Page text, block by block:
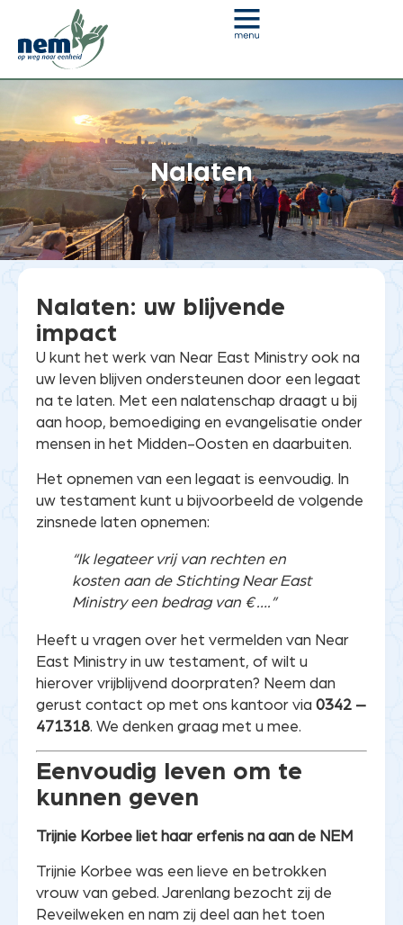
Nalaten
Nalaten: uw blijvende
impact
U kunt het werk van Near East Ministry ook na
uw leven blijven ondersteunen door een legaat
na te laten. Met een nalatenschap draagt u bij
aan hoop, bemoediging en evangelisatie onder
mensen in het Midden-Oosten en daarbuiten.
Het opnemen van een legaat is eenvoudig. In
uw testament kunt u bijvoorbeeld de volgende
zinsnede laten opnemen:
“Ik legateer vrij van rechten en
kosten aan de Stichting Near East
Ministry een bedrag van € ….”
Heeft u vragen over het vermelden van Near
East Ministry in uw testament, of wilt u
hierover vrijblijvend doorpraten? Neem dan
gerust contact op met ons kantoor via 0342 –
471318. We denken graag met u mee.
Eenvoudig leven om te
kunnen geven
Trijnie Korbee liet haar erfenis na aan de NEM
Trijnie Korbee was een lieve en betrokken
vrouw van gebed. Jarenlang bezocht zij de
Reveilweken en nam zij deel aan het toen